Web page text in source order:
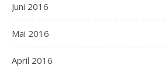
Juni 2016
Mai 2016
April 2016